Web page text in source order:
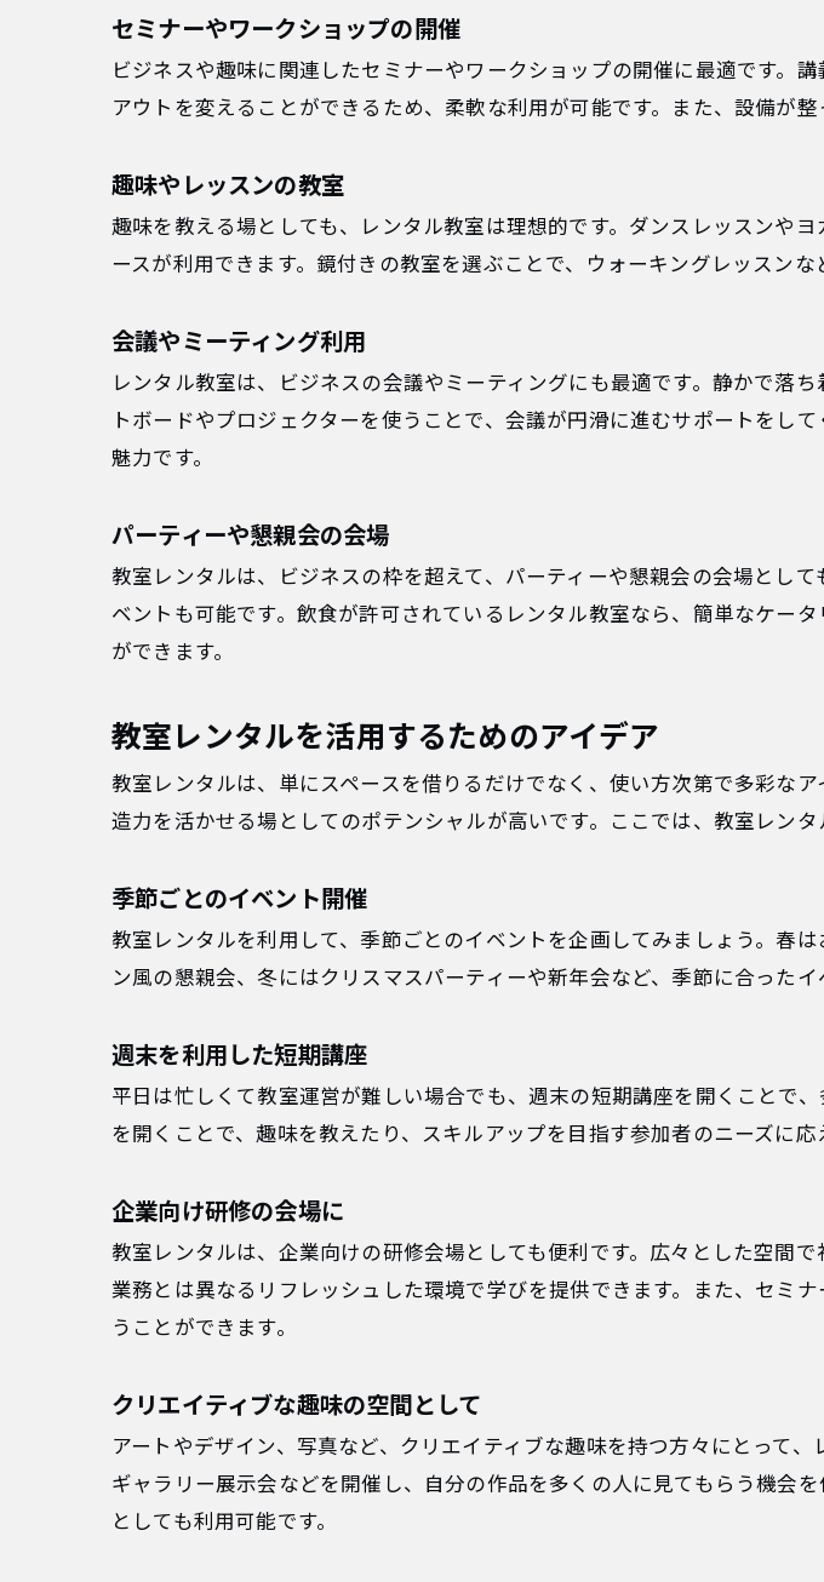
セミナーやワークショップの開催
ビジネスや趣味に関連したセミナーやワークショップの開催に最適です。
アウトを変えることができるため、柔軟な利用が可能です。また、設備が
趣味やレッスンの教室
趣味を教える場としても、レンタル教室は理想的です。ダンスレッスンや
ースが利用できます。鏡付きの教室を選ぶことで、ウォーキングレッスンな
会議やミーティング利用
レンタル教室は、ビジネスの会議やミーティングにも最適です。静かで落
トボードやプロジェクターを使うことで、会議が円滑に進むサポートをし
魅力です。
パーティーや懇親会の会場
教室レンタルは、ビジネスの枠を超えて、パーティーや懇親会の会場とし
ベントも可能です。飲食が許可されているレンタル教室なら、簡単なケー
ができます。
教室レンタルを活用するためのアイデア
教室レンタルは、単にスペースを借りるだけでなく、使い方次第で多彩な
造力を活かせる場としてのポテンシャルが高いです。ここでは、教室レン
季節ごとのイベント開催
教室レンタルを利用して、季節ごとのイベントを企画してみましょう。春
ン風の懇親会、冬にはクリスマスパーティーや新年会など、季節に合った
週末を利用した短期講座
平日は忙しくて教室運営が難しい場合でも、週末の短期講座を開くことで
を開くことで、趣味を教えたり、スキルアップを目指す参加者のニーズに応
企業向け研修の会場に
教室レンタルは、企業向けの研修会場としても便利です。広々とした空間
業務とは異なるリフレッシュした環境で学びを提供できます。また、セミ
うことができます。
クリエイティブな趣味の空間として
アートやデザイン、写真など、クリエイティブな趣味を持つ方々にとって
ギャラリー展示会などを開催し、自分の作品を多くの人に見てもらう機会
としても利用可能です。